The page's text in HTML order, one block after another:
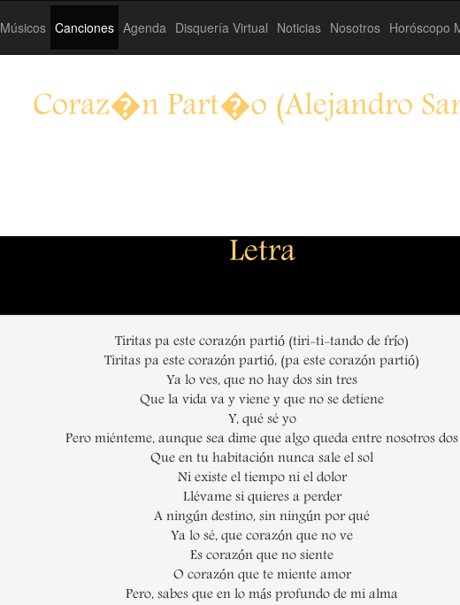
Músicos Canciones Agenda Disquería Virtual Noticias Nosotros Horóscopo
Coraz�n Part�o (Alejandro
Letra
Tiritas pa este corazón partió (tiri-ti-tando de frío)
Tiritas pa este corazón partió, (pa este corazón partió)
Ya lo ves, que no hay dos sin tres
Que la vida va y viene y que no se detiene
Y, qué sé yo
Pero miénteme, aunque sea dime que algo queda entre nosotros dos
Que en tu habitación nunca sale el sol
Ni existe el tiempo ni el dolor
Llévame si quieres a perder
A ningún destino, sin ningún por qué
Ya lo sé, que corazón que no ve
Es corazón que no siente
O corazón que te miente amor
Pero, sabes que en lo más profundo de mi alma